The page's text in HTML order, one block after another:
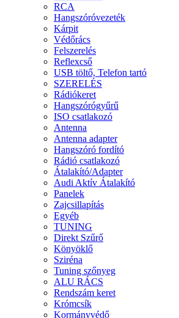
RCA
Hangszóróvezeték
Kárpit
Védőrács
Felszerelés
Reflexcső
USB töltő, Telefon tartó
SZERELÉS
Rádiókeret
Hangszórógyűrű
ISO csatlakozó
Antenna
Antenna adapter
Hangszóró fordító
Rádió csatlakozó
Átalakító/Adapter
Audi Aktív Átalakító
Panelek
Zajcsillapítás
Egyéb
TUNING
Direkt Szűrő
Könyöklő
Sziréna
Tuning szőnyeg
ALU RÁCS
Rendszám keret
Krómcsík
Kormányvédő